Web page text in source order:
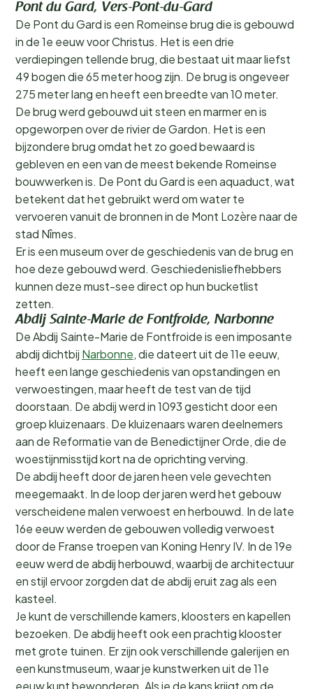
Pont du Gard, Vers-Pont-du-Gard
De Pont du Gard is een Romeinse brug die is gebouwd
in de 1e eeuw voor Christus. Het is een drie
verdiepingen tellende brug, die bestaat uit maar liefst
49 bogen die 65 meter hoog zijn. De brug is ongeveer
275 meter lang en heeft een breedte van 10 meter.
De brug werd gebouwd uit steen en marmer en is
opgeworpen over de rivier de Gardon. Het is een
bijzondere brug omdat het zo goed bewaard is
gebleven en een van de meest bekende Romeinse
bouwwerken is. De Pont du Gard is een aquaduct, wat
betekent dat het gebruikt werd om water te
vervoeren vanuit de bronnen in de Mont Lozère naar de
stad Nîmes.
Er is een museum over de geschiedenis van de brug en
hoe deze gebouwd werd. Geschiedenisliefhebbers
kunnen deze must-see direct op hun bucketlist
zetten.
Abdij Sainte-Marie de Fontfroide, Narbonne
De Abdij Sainte-Marie de Fontfroide is een imposante
abdij dichtbij Narbonne, die dateert uit de 11e eeuw,
heeft een lange geschiedenis van opstandingen en
verwoestingen, maar heeft de test van de tijd
doorstaan. De abdij werd in 1093 gesticht door een
groep kluizenaars. De kluizenaars waren deelnemers
aan de Reformatie van de Benedictijner Orde, die de
woestijnmisstijd kort na de oprichting verving.
De abdij heeft door de jaren heen vele gevechten
meegemaakt. In de loop der jaren werd het gebouw
verscheidene malen verwoest en herbouwd. In de late
16e eeuw werden de gebouwen volledig verwoest
door de Franse troepen van Koning Henry IV. In de 19e
eeuw werd de abdij herbouwd, waarbij de architectuur
en stijl ervoor zorgden dat de abdij eruit zag als een
kasteel.
Je kunt de verschillende kamers, kloosters en kapellen
bezoeken. De abdij heeft ook een prachtig klooster
met grote tuinen. Er zijn ook verschillende galerijen en
een kunstmuseum, waar je kunstwerken uit de 11e
eeuw kunt bewonderen. Als je de kans krijgt om de